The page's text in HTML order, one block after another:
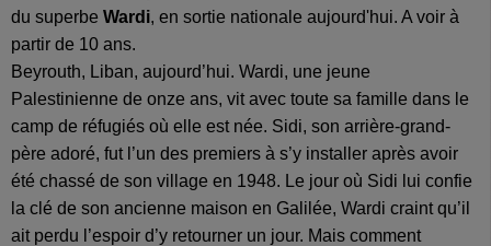
du superbe Wardi, en sortie nationale aujourd'hui. A voir à
partir de 10 ans.
Beyrouth, Liban, aujourd’hui. Wardi, une jeune
Palestinienne de onze ans, vit avec toute sa famille dans le
camp de réfugiés où elle est née. Sidi, son arrière-grand-
père adoré, fut l’un des premiers à s’y installer après avoir
été chassé de son village en 1948. Le jour où Sidi lui confie
la clé de son ancienne maison en Galilée, Wardi craint qu’il
ait perdu l’espoir d’y retourner un jour. Mais comment